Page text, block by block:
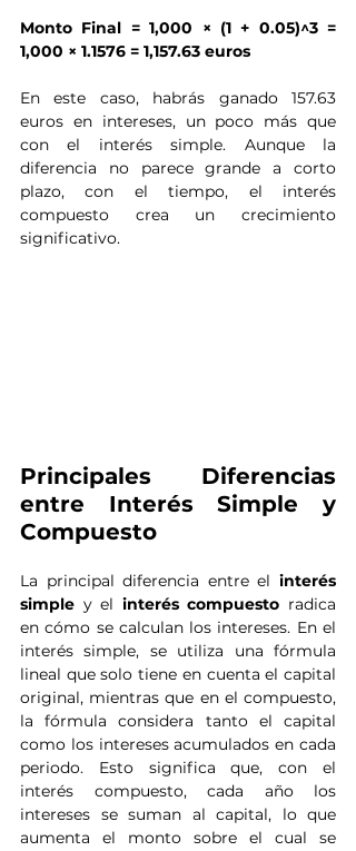
Monto Final = 1,000 × (1 + 0.05)^3 =
1,000 × 1.1576 = 1,157.63 euros
En este caso, habrás ganado 157.63
euros en intereses, un poco más que
con el interés simple. Aunque la
diferencia no parece grande a corto
plazo, con el tiempo, el interés
compuesto crea un crecimiento
significativo.
Principales Diferencias
entre Interés Simple y
Compuesto
La principal diferencia entre el interés
simple y el interés compuesto radica
en cómo se calculan los intereses. En el
interés simple, se utiliza una fórmula
lineal que solo tiene en cuenta el capital
original, mientras que en el compuesto,
la fórmula considera tanto el capital
como los intereses acumulados en cada
periodo. Esto significa que, con el
interés compuesto, cada año los
intereses se suman al capital, lo que
aumenta el monto sobre el cual se